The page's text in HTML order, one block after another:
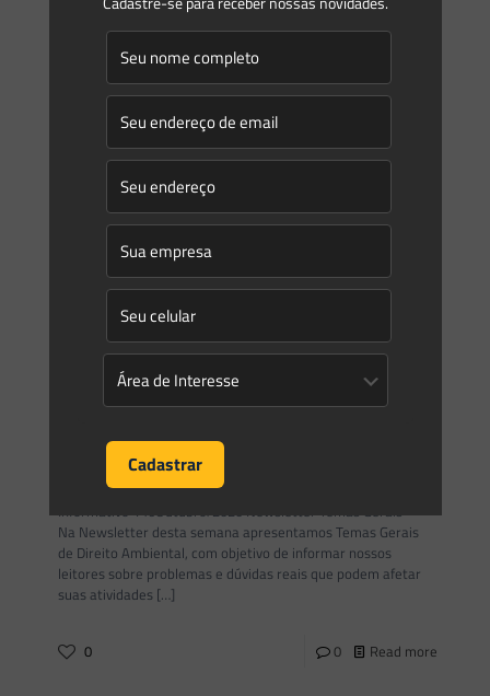
0 Read more
Saes Advogados on
Newsletter Saes Advogados – 148 | Temas Gerais
Informativo 148Novembro/2020 Newsletter Temas Gerais
A Newsletter desta semana aborda Temas Gerais de Direito
Ambiental, com objetivo de informar nossos leitores sobre
problemas e dúvidas reais que podem afetar suas
Saes Advogadoson
27/10/2020
Newsletter Saes Advogados – 146 | Temais Gerais
Informativo 146Outubro/2020 Newsletter Temas Gerais
Na Newsletter desta semana apresentamos Temas Gerais
de Direito Ambiental, com objetivo de informar nossos
leitores sobre problemas e dúvidas reais que podem afetar
suas atividades […]
0 0 Read more